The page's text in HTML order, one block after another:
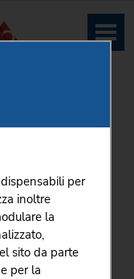
per
inoltre
la
sito da parte
per la